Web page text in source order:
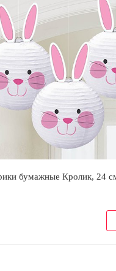
бумажные Кролик, 24